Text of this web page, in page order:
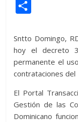
er s
A
p
p
t
m
p
ar
r
Sntto Domingo,
hoy el decreto
permanente el
contrataciones del
El Portal
Gestión de las
Dominicano